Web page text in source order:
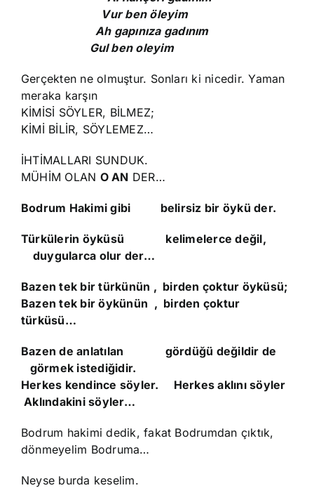
Vur ben öleyim
Ah gapınıza gadınım
Gul ben oleyim
Gerçekten ne olmuştur. Sonları ki nicedir. Yaman
meraka karşın
KİMİSİ SÖYLER, BİLMEZ;
KİMİ BİLİR, SÖYLEMEZ…
İHTİMALLARI SUNDUK.
MÜHİM OLAN O AN DER…
Bodrum Hakimi gibi belirsiz bir öykü der.
Türkülerin öyküsü kelimelerce değil,
duygularca olur der…
Bazen tek bir türkünün , birden çoktur öyküsü;
Bazen tek bir öykünün , birden çoktur
türküsü…
Bazen de anlatılan gördüğü değildir de
görmek istediğidir.
Herkes kendince söyler. Herkes aklını söyler
Aklındakini söyler…
Bodrum hakimi dedik, fakat Bodrumdan çıktık,
dönmeyelim Bodruma…
Neyse burda keselim.